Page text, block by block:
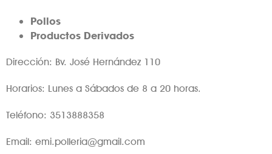
Pollos
Productos Derivados
Dirección: Bv. José Hernández 110
Horarios: Lunes a Sábados de 8 a 20 horas.
Teléfono: 3513888358
Email: emi.polleria@gmail.com